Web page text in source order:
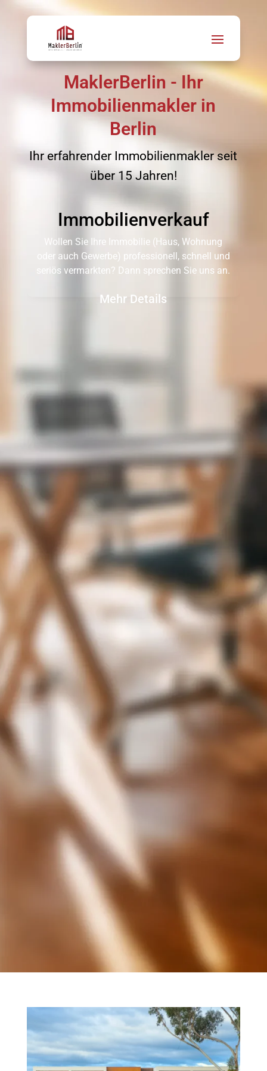
MaklerBerlin - Ihr
Immobilienmakler in
Berlin
Ihr erfahrender Immobilienmakler seit
über 15 Jahren!
Immobilien­verkauf
Wollen Sie Ihre Immobilie (Haus, Wohnung
oder auch Gewerbe) professionell, schnell und
seriös vermarkten? Dann sprechen Sie uns an.
Mehr Details